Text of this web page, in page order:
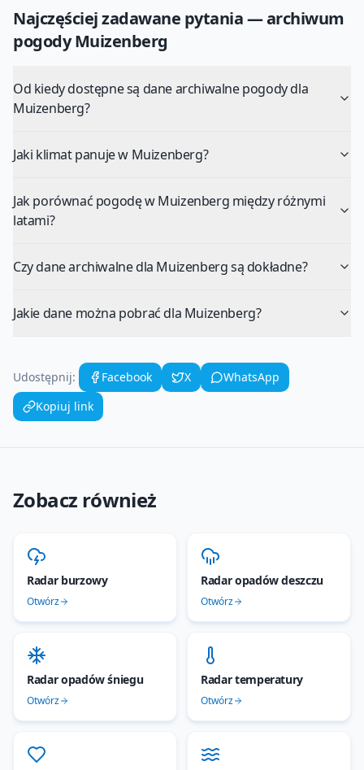
Najczęściej zadawane pytania — archiwum
pogodyMuizenberg
Od kiedy dostępne są dane archiwalne pogody dla
Muizenberg?
Jaki klimat panuje w Muizenberg?
Jak porównać pogodę w Muizenberg między różnymi
latami?
Czy dane archiwalne dla Muizenberg są dokładne?
Jakie dane można pobrać dla Muizenberg?
Udostępnij: Facebook X
WhatsApp
Kopiuj link
Zobacz również
Radar burzowy
Otwórz
Radar opadów deszczu
Otwórz
Radar opadów śniegu
Otwórz
Radar temperatury
Otwórz